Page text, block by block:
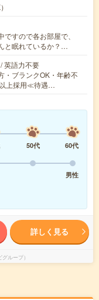
すので各お部屋で、
と眠れているか？…
英語力不要
・ブランクOK・年齢不
上採用≪待遇…
50代
60代
男性
詳しく見る
ループ）